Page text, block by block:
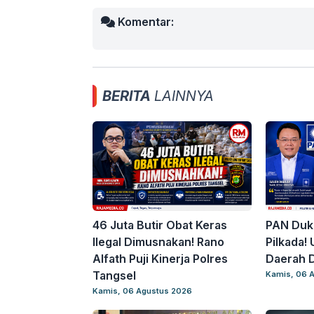
Komentar:
BERITA LAINNYA
46 Juta Butir Obat Keras
Ilegal Dimusnakan! Rano
Alfath Puji Kinerja Polres
Tangsel
Kamis, 06 Agustus 2026
PAN
Pilkada!
Daerah
Kamis, 06